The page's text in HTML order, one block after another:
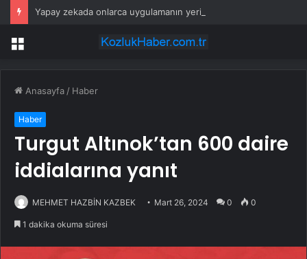
Menü
Anasayfa / Haber
Haber
Turgut Altınok’tan 600 daire
iddialarına yanıt
MEHMET HAZBİN KAZBEK Mart 26, 2024 0 0
1 dakika okuma süresi